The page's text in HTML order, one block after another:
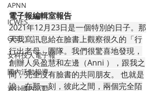
APNN
ICWES
GISE
女科技人電子報
國內活動報導
過往國內活動
電子報編輯室報告
2021年12月23日是一個特別的日子。那
天我寫訊息給在臉書上觀察很久的「行
行出老母」團隊。我們很驚喜地發現，
創辦人吳盈慧和左邊（Anni ），跟我之
間，完全沒有臉書的共同朋友。 也就是
說，在那一刻，彼此之間，兩個完全陌